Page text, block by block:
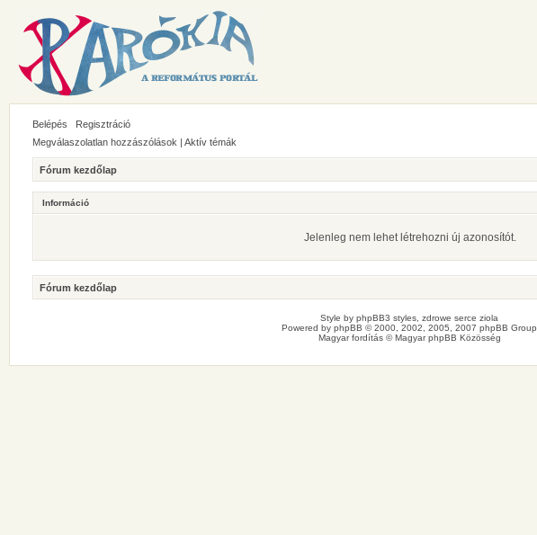
Belépés Regisztráció
Megválaszolatlan hozzászólások | Aktív témák
Fórum kezdőlap
Információ
Jelenleg nem lehet létrehozni új azonosítót.
Fórum kezdőlap
Style by phpBB3 styles , zdrowe serce ziola
Powered by phpBB © 2000, 2002, 2005, 2007 phpBB Group
Magyar fordítás ©Magyar phpBB Közösség